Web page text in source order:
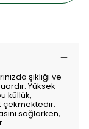
şıklığı ve
Yüksek
küllük,
çekmektedir.
sağlarken,